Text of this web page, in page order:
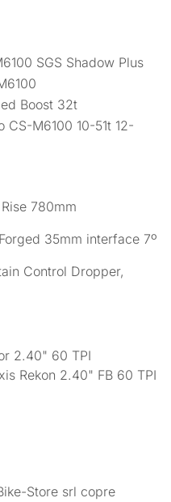
SGS Shadow Plus
Boost 32t
CS-M6100 10-51t 12-
780mm
35mm interface 7º
Control Dropper,
2.40" 60 TPI
Rekon 2.40" FB 60 TPI
Store srl copre